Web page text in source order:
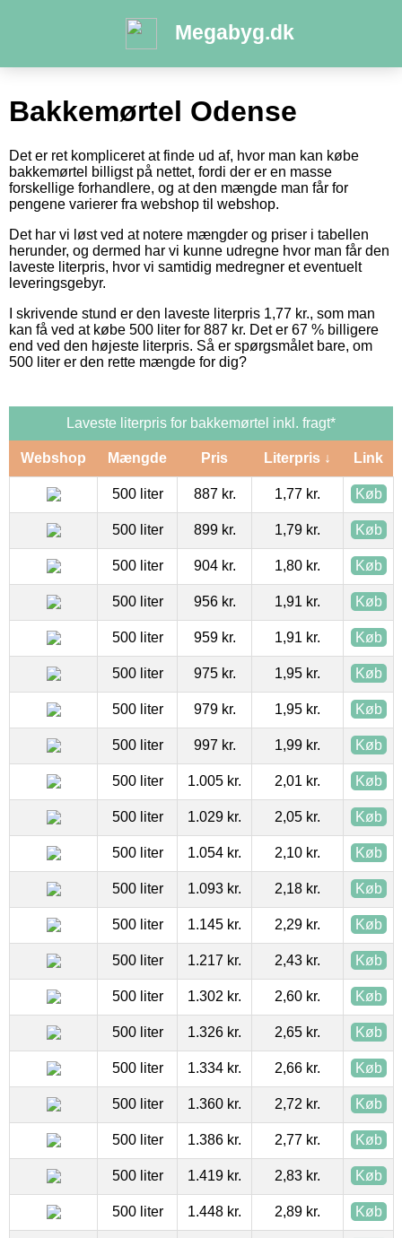
Megabyg.dk
Bakkemørtel Odense
Det er ret kompliceret at finde ud af, hvor man kan købe
bakkemørtel billigst på nettet, fordi der er en masse
forskellige forhandlere, og at den mængde man får for
pengene varierer fra webshop til webshop.
Det har vi løst ved at notere mængder og priser i tabellen
herunder, og dermed har vi kunne udregne hvor man får den
laveste literpris, hvor vi samtidig medregner et eventuelt
leveringsgebyr.
I skrivende stund er den laveste literpris 1,77 kr., som man
kan få ved at købe 500 liter for 887 kr. Det er 67 % billigere
end ved den højeste literpris. Så er spørgsmålet bare, om
500 liter er den rette mængde for dig?
Laveste literpris for bakkemørtel inkl. fragt*
Webshop Mængde Pris Literpris ↓ Link
500 liter 887 kr. 1,77 kr. Køb
500 liter 899 kr. 1,79 kr. Køb
500 liter 904 kr. 1,80 kr. Køb
500 liter 956 kr. 1,91 kr. Køb
500 liter 959 kr. 1,91 kr. Køb
500 liter 975 kr. 1,95 kr. Køb
500 liter 979 kr. 1,95 kr. Køb
500 liter 997 kr. 1,99 kr. Køb
500 liter 1.005 kr. 2,01 kr. Køb
500 liter 1.029 kr. 2,05 kr. Køb
500 liter 1.054 kr. 2,10 kr. Køb
500 liter 1.093 kr. 2,18 kr. Køb
500 liter 1.145 kr. 2,29 kr. Køb
500 liter 1.217 kr. 2,43 kr. Køb
500 liter 1.302 kr. 2,60 kr. Køb
500 liter 1.326 kr. 2,65 kr. Køb
500 liter 1.334 kr. 2,66 kr. Køb
500 liter 1.360 kr. 2,72 kr. Køb
500 liter 1.386 kr. 2,77 kr. Køb
500 liter 1.419 kr. 2,83 kr. Køb
500 liter 1.448 kr. 2,89 kr. Køb